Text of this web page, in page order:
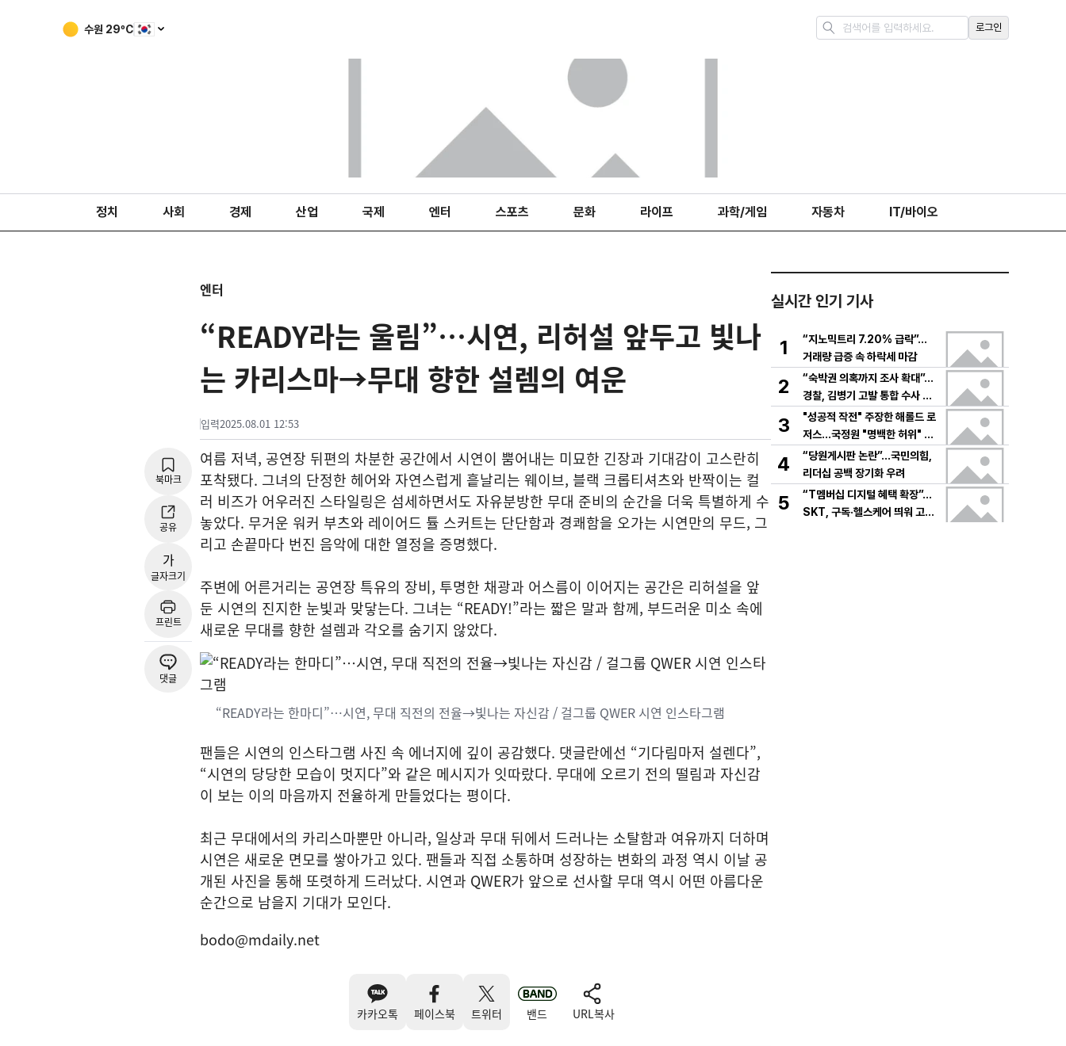
수원 29ºC 로그인
정치 사회 경제 산업 국제 엔터 스포츠 문화 라이프 과학/게임 자동차 IT/바이오
엔터
“READY라는 울림”…시연, 리허설 앞두고 빛나
는 카리스마→무대 향한 설렘의 여운
입력2025.08.01 12:53
북마크
공유
가
글자크기
프린트
댓글
여름 저녁, 공연장 뒤편의 차분한 공간에서 시연이 뿜어내는 미묘한 긴장과 기대감이 고스란히
포착됐다. 그녀의 단정한 헤어와 자연스럽게 흩날리는 웨이브, 블랙 크롭티셔츠와 반짝이는 컬
러 비즈가 어우러진 스타일링은 섬세하면서도 자유분방한 무대 준비의 순간을 더욱 특별하게 수
놓았다. 무거운 워커 부츠와 레이어드 튤 스커트는 단단함과 경쾌함을 오가는 시연만의 무드, 그
리고 손끝마다 번진 음악에 대한 열정을 증명했다.
주변에 어른거리는 공연장 특유의 장비, 투명한 채광과 어스름이 이어지는 공간은 리허설을 앞
둔 시연의 진지한 눈빛과 맞닿는다. 그녀는 “READY!”라는 짧은 말과 함께, 부드러운 미소 속에
새로운 무대를 향한 설렘과 각오를 숨기지 않았다.
“READY라는 한마디”…시연, 무대 직전의 전율→빛나는 자신감 / 걸그룹 QWER 시연 인스타그램
팬들은 시연의 인스타그램 사진 속 에너지에 깊이 공감했다. 댓글란에선 “기다림마저 설렌다”,
“시연의 당당한 모습이 멋지다”와 같은 메시지가 잇따랐다. 무대에 오르기 전의 떨림과 자신감
이 보는 이의 마음까지 전율하게 만들었다는 평이다.
최근 무대에서의 카리스마뿐만 아니라, 일상과 무대 뒤에서 드러나는 소탈함과 여유까지 더하며
시연은 새로운 면모를 쌓아가고 있다. 팬들과 직접 소통하며 성장하는 변화의 과정 역시 이날 공
개된 사진을 통해 또렷하게 드러났다. 시연과 QWER가 앞으로 선사할 무대 역시 어떤 아름다운
순간으로 남을지 기대가 모인다.
bodo@mdaily.net
카카오톡 페이스북 트위터 밴드 URL복사
실시간 인기 기사
1
“지노믹트리 7.20% 급락”…
거래량 급증 속 하락세 마감
2
“숙박권 의혹까지 조사 확대”…
경찰, 김병기 고발 통합 수사 속
도
3
"성공적 작전" 주장한 해롤드 로
저스…국정원 "명백한 허위" 정
면 충돌
4
“당원게시판 논란”…국민의힘,
리더십 공백 장기화 우려
5
“T멤버십 디지털 혜택 확장”…
SKT, 구독·헬스케어 띄워 고객